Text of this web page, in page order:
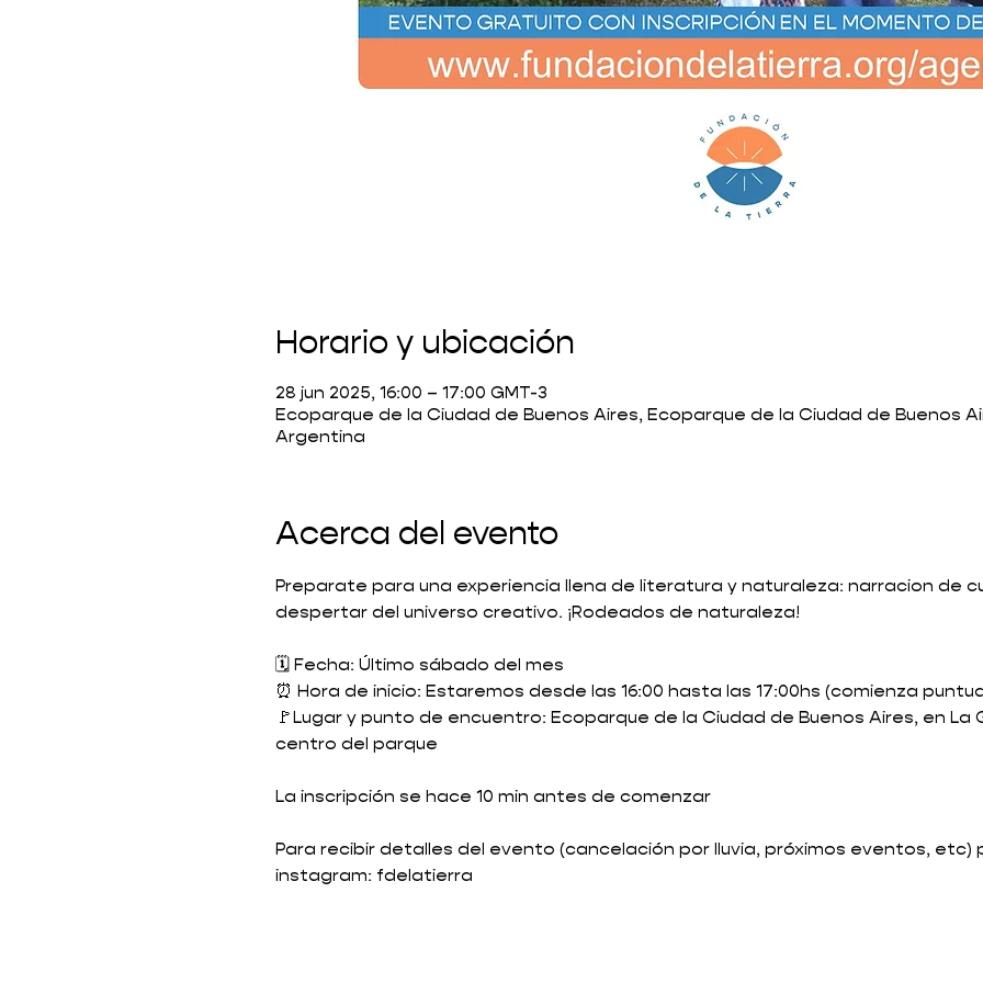
Horario y ubicación
28 jun 2025, 16:00 – 17:00 GMT-3
Ecoparque de la Ciudad de Buenos Aires, Ecoparque de la Ciudad de Buenos
Argentina
Acerca del evento
Preparate para una experiencia llena de literatura y naturaleza: narracion de
despertar del universo creativo. ¡Rodeados de naturaleza!
🗓️ Fecha: Último sábado del mes
⏰ Hora de inicio: Estaremos desde las 16:00 hasta las 17:00hs (comienza
🚩Lugar y punto de encuentro: Ecoparque de la Ciudad de Buenos Aires, en
centro del parque
La inscripción se hace 10 min antes de comenzar
Para recibir detalles del evento (cancelación por lluvia, próximos eventos, etc)
instagram: fdelatierra